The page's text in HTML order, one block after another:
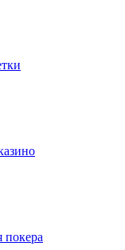
покера